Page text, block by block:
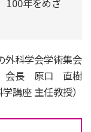
外科学会学術集会
会長 原口 直樹
講座 主任教授）